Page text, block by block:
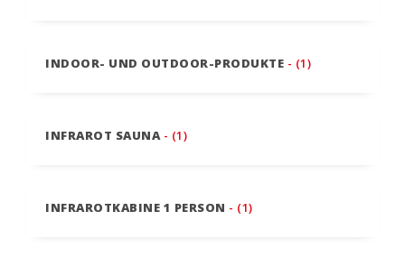
INDOOR- UND OUTDOOR-PRODUKTE - (1)
INFRAROT SAUNA - (1)
INFRAROTKABINE 1 PERSON - (1)